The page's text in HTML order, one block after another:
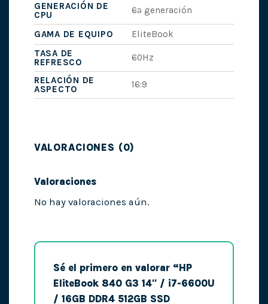
GENERACIÓN DE
CPU
6ª generación
GAMA DE EQUIPO
EliteBook
TASA DE
REFRESCO
60Hz
RELACIÓN DE
ASPECTO
16:9
VALORACIONES (0)
Valoraciones
No hay valoraciones aún.
Sé el primero en valorar “HP
EliteBook 840 G3 14″ / i7-6600U
/ 16GB DDR4 512GB SSD